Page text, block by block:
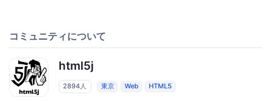
コミュニティについて
html5j
2894人 東京 Web HTML5